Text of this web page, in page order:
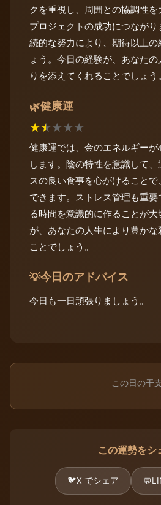
クを重視し、周囲との協調性を
プロジェクトの成功につなが
続的な努力により、期待以上の
ょう。今日の経験が、あなた
りを添えてくれることでしょう。
🌿健康運
★★★★★
健康運では、金のエネルギーが
します。陰の特性を意識して
スの良い食事を心がけること
できます。ストレス管理も重要
る時間を意識的に作ることが
が、あなたの人生により豊か
ことでしょう。
💡今日のアドバイス
今日も一日頑張りましょう。
この日の干
この運勢をシ
🐦X でシェア 💬